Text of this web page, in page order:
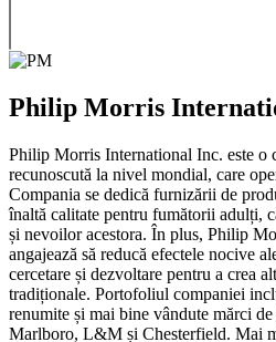
Philip Morris
Philip Morris International Inc. este o
recunoscută la nivel mondial, care
Compania se dedică furnizării de
înaltă calitate pentru fumătorii adulți,
și nevoilor acestora. În plus, Philip
angajează să reducă efectele nocive
cercetare și dezvoltare pentru a crea
tradiționale. Portofoliul companiei
renumite și mai bine vândute mărci
Marlboro, L&M și Chesterfield. Mai